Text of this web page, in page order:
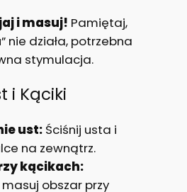
i masuj! Pamiętaj,
nie działa, potrzebna
stymulacja.
i Kąciki
ust:Ściśnij usta i
na zewnątrz.
kącikach:
obszar przy